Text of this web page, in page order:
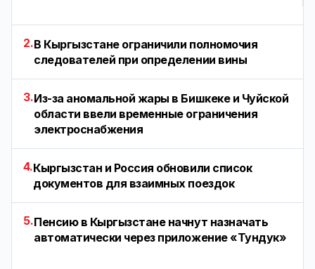
2.В Кыргызстане ограничили полномочия
следователей при определении вины
3.Из-за аномальной жары в Бишкеке и Чуйской
области ввели временные ограничения
электроснабжения
4.Кыргызстан и Россия обновили список
документов для взаимных поездок
5.Пенсию в Кыргызстане начнут назначать
автоматически через приложение «Тундук»